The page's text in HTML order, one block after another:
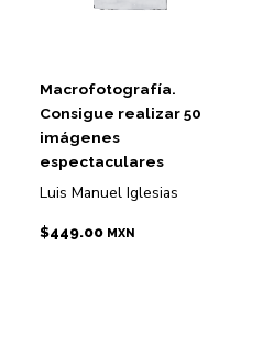
Macrofotografía.
Consigue realizar 50
imágenes
espectaculares
Luis Manuel Iglesias
$449.00 MXN